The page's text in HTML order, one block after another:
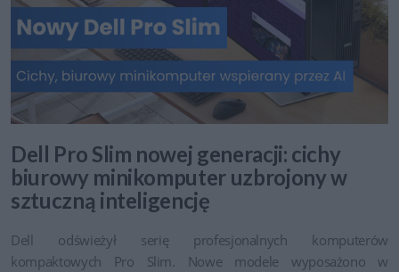
Dell Pro Slim nowej generacji: cichy
biurowy minikomputer uzbrojony w
sztuczną inteligencję
Dell odświeżył serię profesjonalnych komputerów
kompaktowych Pro Slim. Nowe modele wyposażono w